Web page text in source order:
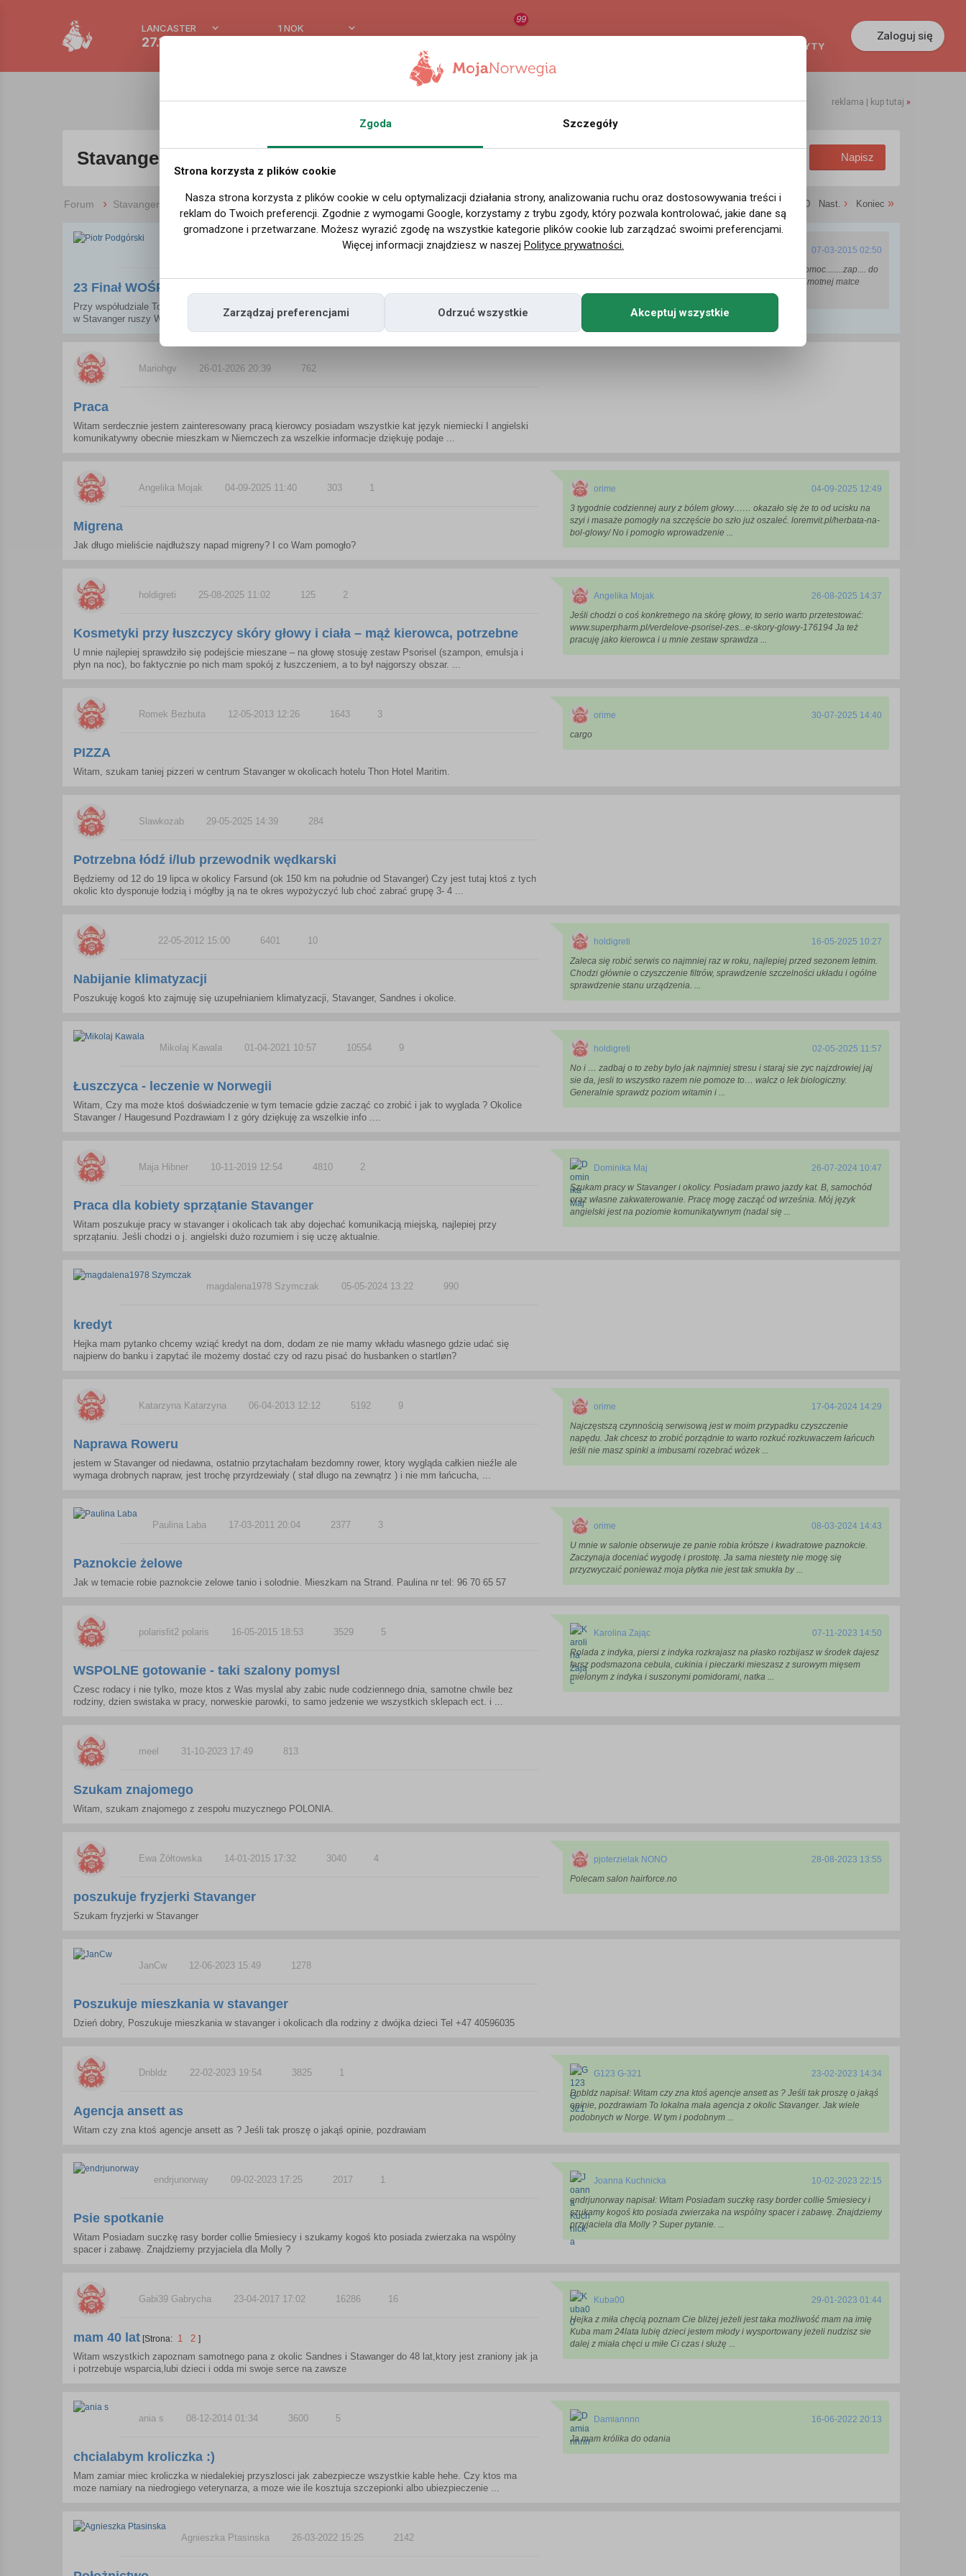
LANCASTER
27.1 °C
1 NOK
99
KREDYTY
Zaloguj się
reklama | kup tutaj »
Napisz
Stavanger
Forum › Stavanger «Start ‹ Poprz. 1 2 3 4 5 6 7 8 10 Nast. › Koniec »
35825 60
23 Finał WOŚP W STAVANGER - 11.01.2015
Przy współudziale Towarzystwa Polsko Norweskiego w Stavanger oraz przyjaciół, dnia 11.01.2015 po raz drugi
w Stavanger ruszy Wielka Orkiestra Świątecznej Pomocy. Ponownie wiele pomocnych serc chce ...
kryss d
07-03-2015 02:50
od dwudziestu kilku lat robia cyrk na wlasny użytek chcesz pomoc........zap.... do
marketu nakup zarla,wsadz gotowke w koperte i zawiez to samotnej matce
wychowującej 6tke dzieci wtedy cos komus ...
Mariohgv 26-01-2026 20:39 762
Praca
Witam serdecznie jestem zainteresowany pracą kierowcy posiadam wszystkie kat język niemiecki I angielski
komunikatywny obecnie mieszkam w Niemczech za wszelkie informacje dziękuję podaje ...
Angelika Mojak 04-09-2025 11:40 303 1
Migrena
Jak długo mieliście najdłuższy napad migreny? I co Wam pomogło?
orime
04-09-2025 12:49
3 tygodnie codziennej aury z bólem głowy…… okazało się że to od ucisku na
szyi i masaże pomogły na szczęście bo szło już oszaleć. loremvit.pl/herbata-na-
bol-glowy/ No i pomogło wprowadzenie ...
holdigreti 25-08-2025 11:02 125 2
Kosmetyki przy łuszczycy skóry głowy i ciała – mąż kierowca, potrzebne
U mnie najlepiej sprawdziło się podejście mieszane – na głowę stosuję zestaw Psorisel (szampon, emulsja i
płyn na noc), bo faktycznie po nich mam spokój z łuszczeniem, a to był najgorszy obszar. ...
Angelika Mojak
26-08-2025 14:37
Jeśli chodzi o coś konkretnego na skórę głowy, to serio warto przetestować:
www.superpharm.pl/verdelove-psorisel-zes...e-skory-glowy-176194 Ja też
pracuję jako kierowca i u mnie zestaw sprawdza ...
Romek Bezbuta 12-05-2013 12:26 1643 3
PIZZA
Witam, szukam taniej pizzeri w centrum Stavanger w okolicach hotelu Thon Hotel Maritim.
orime
30-07-2025 14:40
cargo
Slawkozab 29-05-2025 14:39 284
Potrzebna łódź i/lub przewodnik wędkarski
Będziemy od 12 do 19 lipca w okolicy Farsund (ok 150 km na południe od Stavanger) Czy jest tutaj ktoś z tych
okolic kto dysponuje łodzią i mógłby ją na te okres wypożyczyć lub choć zabrać grupę 3- 4 ...
22-05-2012 15:00 6401 10
Nabijanie klimatyzacji
Poszukuję kogoś kto zajmuję się uzupełnianiem klimatyzacji, Stavanger, Sandnes i okolice.
holdigreti
16-05-2025 10:27
Zaleca się robić serwis co najmniej raz w roku, najlepiej przed sezonem letnim.
Chodzi głównie o czyszczenie filtrów, sprawdzenie szczelności układu i ogólne
sprawdzenie stanu urządzenia. ...
Mikolaj Kawala 01-04-2021 10:57 10554 9
Łuszczyca - leczenie w Norwegii
Witam, Czy ma może ktoś doświadczenie w tym temacie gdzie zacząć co zrobić i jak to wyglada ? Okolice
Stavanger / Haugesund Pozdrawiam I z góry dziękuję za wszelkie info ....
holdigreti
02-05-2025 11:57
No i … zadbaj o to zeby bylo jak najmniej stresu i staraj sie zyc najzdrowiej jaj
sie da, jesli to wszystko razem nie pomoze to… walcz o lek biologiczny.
Generalnie sprawdz poziom witamin i ...
Maja Hibner 10-11-2019 12:54 4810 2
Praca dla kobiety sprzątanie Stavanger
Witam poszukuje pracy w stavanger i okolicach tak aby dojechać komunikacją miejską, najlepiej przy
sprzątaniu. Jeśli chodzi o j. angielski dużo rozumiem i się uczę aktualnie.
Dominika Maj
26-07-2024 10:47
Szukam pracy w Stavanger i okolicy. Posiadam prawo jazdy kat. B, samochód
oraz własne zakwaterowanie. Pracę mogę zacząć od września. Mój język
angielski jest na poziomie komunikatywnym (nadal się ...
magdalena1978 Szymczak 05-05-2024 13:22 990
kredyt
Hejka mam pytanko chcemy wziąć kredyt na dom, dodam ze nie mamy wkładu własnego gdzie udać się
najpierw do banku i zapytać ile możemy dostać czy od razu pisać do husbanken o startløn?
Katarzyna Katarzyna 06-04-2013 12:12 5192 9
Naprawa Roweru
jestem w Stavanger od niedawna, ostatnio przytachałam bezdomny rower, ktory wygląda całkien nieźle ale
wymaga drobnych napraw, jest trochę przyrdzewiały ( stał dlugo na zewnątrz ) i nie mm łańcucha, ...
orime
17-04-2024 14:29
Najczęstszą czynnością serwisową jest w moim przypadku czyszczenie
napędu. Jak chcesz to zrobić porządnie to warto rozkuć rozkuwaczem łańcuch
jeśli nie masz spinki a imbusami rozebrać wózek ...
Paulina Laba 17-03-2011 20:04 2377 3
Paznokcie żelowe
Jak w temacie robie paznokcie zelowe tanio i solodnie. Mieszkam na Strand. Paulina nr tel: 96 70 65 57
orime
08-03-2024 14:43
U mnie w salonie obserwuje ze panie robia krótsze i kwadratowe paznokcie.
Zaczynaja doceniać wygodę i prostotę. Ja sama niestety nie mogę się
przyzwyczaić ponieważ moja płytka nie jest tak smukła by ...
polarisfit2 polaris 16-05-2015 18:53 3529 5
WSPOLNE gotowanie - taki szalony pomysl
Czesc rodacy i nie tylko, moze ktos z Was myslal aby zabic nude codziennego dnia, samotne chwile bez
rodziny, dzien swistaka w pracy, norweskie parowki, to samo jedzenie we wszystkich sklepach ect. i ...
Karolina Zając
07-11-2023 14:50
Rolada z indyka, piersi z indyka rozkrajasz na płasko rozbijasz w środek dajesz
farsz podsmazona cebula, cukinia i pieczarki mieszasz z surowym mięsem
mielonym z indyka i suszonymi pomidorami, natka ...
meel 31-10-2023 17:49 813
Szukam znajomego
Witam, szukam znajomego z zespołu muzycznego POLONIA.
Ewa Żółtowska 14-01-2015 17:32 3040 4
poszukuje fryzjerki Stavanger
Szukam fryzjerki w Stavanger
pjoterzielak NONO
28-08-2023 13:55
Polecam salon hairforce.no
JanCw 12-06-2023 15:49 1278
Poszukuje mieszkania w stavanger
Dzień dobry, Poszukuje mieszkania w stavanger i okolicach dla rodziny z dwójka dzieci Tel +47 40596035
Dnbldz 22-02-2023 19:54 3825 1
Agencja ansett as
Witam czy zna ktoś agencje ansett as ? Jeśli tak proszę o jakąś opinie, pozdrawiam
G123 G-321
23-02-2023 14:34
Dnbldz napisał: Witam czy zna ktoś agencje ansett as ? Jeśli tak proszę o jakąś
opinie, pozdrawiam To lokalna mała agencja z okolic Stavanger. Jak wiele
podobnych w Norge. W tym i podobnym ...
endrjunorway 09-02-2023 17:25 2017 1
Psie spotkanie
Witam Posiadam suczkę rasy border collie 5miesiecy i szukamy kogoś kto posiada zwierzaka na wspólny
spacer i zabawę. Znajdziemy przyjaciela dla Molly ?
Joanna Kuchnicka
10-02-2023 22:15
endrjunorway napisał: Witam Posiadam suczkę rasy border collie 5miesiecy i
szukamy kogoś kto posiada zwierzaka na wspólny spacer i zabawę. Znajdziemy
przyjaciela dla Molly ? Super pytanie. ...
Gabi39 Gabrycha 23-04-2017 17:02 16286 16
mam 40 lat [Strona: 1 2 ]
Witam wszystkich zapoznam samotnego pana z okolic Sandnes i Stawanger do 48 lat,ktory jest zraniony jak ja
i potrzebuje wsparcia,lubi dzieci i odda mi swoje serce na zawsze
Kuba00
29-01-2023 01:44
Hejka z miła chęcią poznam Cie bliżej jeżeli jest taka możliwość mam na imię
Kuba mam 24lata lubię dzieci jestem młody i wysportowany jeżeli nudzisz sie
dalej z miała chęci u miłe Ci czas i służę ...
ania s 08-12-2014 01:34 3600 5
chcialabym kroliczka :)
Mam zamiar miec kroliczka w niedalekiej przyszlosci jak zabezpiecze wszystkie kable hehe. Czy ktos ma
moze namiary na niedrogiego veterynarza, a moze wie ile kosztuja szczepionki albo ubiezpieczenie ...
Damiannnn
16-06-2022 20:13
Ja mam królika do odania
Agnieszka Ptasinska 26-03-2022 15:25 2142
Zgoda Szczegóły
Strona korzysta z plików cookie
Nasza strona korzysta z plików cookie w celu optymalizacji działania strony, analizowania ruchu oraz dostosowywania treści i
reklam do Twoich preferencji. Zgodnie z wymogami Google, korzystamy z trybu zgody, który pozwala kontrolować, jakie dane są
gromadzone i przetwarzane. Możesz wyrazić zgodę na wszystkie kategorie plików cookie lub zarządzać swoimi preferencjami.
Więcej informacji znajdziesz w naszej Polityce prywatności.
Zarządzaj preferencjami Odrzuć wszystkie Akceptuj wszystkie